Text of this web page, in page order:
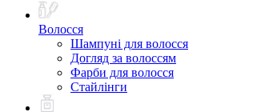
Волосся
Шампуні для волосся
Догляд за волоссям
Фарби для волосся
Стайлінги